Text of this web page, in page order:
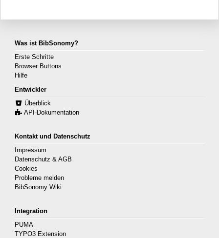
Was ist BibSonomy?
Erste Schritte
Browser Buttons
Hilfe
Entwickler
Überblick
API-Dokumentation
Kontakt und Datenschutz
Impressum
Datenschutz & AGB
Cookies
Probleme melden
BibSonomy Wiki
Integration
PUMA
TYPO3 Extension